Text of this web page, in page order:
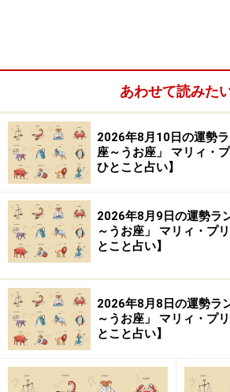
【編集部おすすめの購入サイト】
Amazonで占い関連の商品を
楽天市場で占い関連の商品をチ
あわせて読みた
2026年8月10日の運勢
座～うお座」 マリィ・
ひとこと占い】
2026年8月9日の運勢ラ
～うお座」 マリィ・プ
とこと占い】
2026年8月8日の運勢ラ
～うお座」 マリィ・プ
とこと占い】